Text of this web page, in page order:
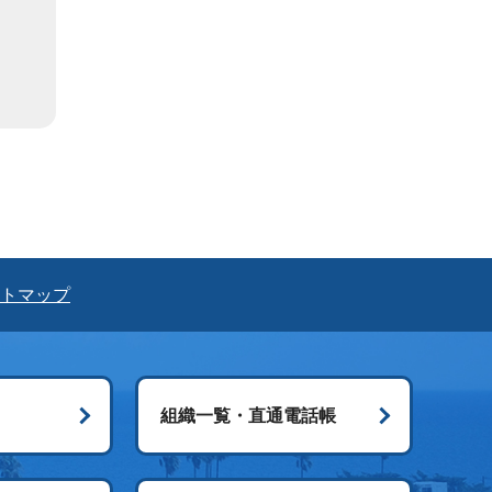
マップ
組織一覧・直通電話帳